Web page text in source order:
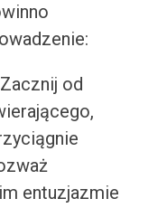
od
entuzjazmie